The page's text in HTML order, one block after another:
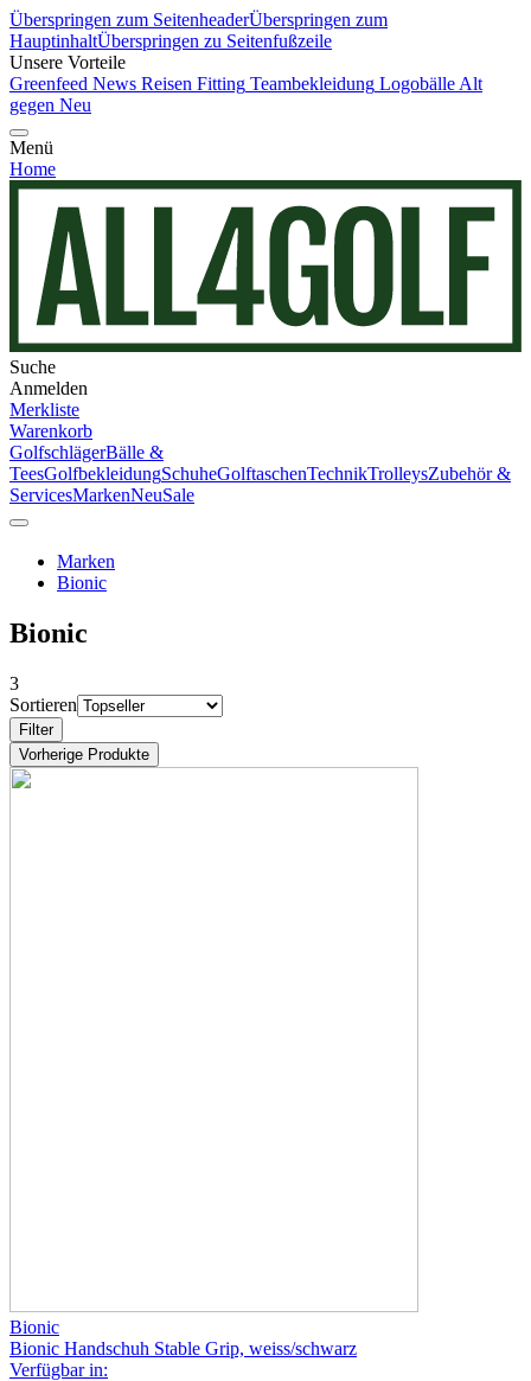
Überspringen zum SeitenheaderÜberspringen zum
HauptinhaltÜberspringen zu Seitenfußzeile
Unsere Vorteile
Greenfeed News Reisen Fitting Teambekleidung Logobälle Alt
gegen Neu
Menü
Home
Suche
Anmelden
Merkliste
Warenkorb
GolfschlägerBälle &
TeesGolfbekleidungSchuheGolftaschenTechnikTrolleysZubehör &
ServicesMarkenNeuSale
Marken
Bionic
Bionic
3
Sortieren
Filter
Vorherige Produkte
Bionic
Bionic Handschuh Stable Grip, weiss/schwarz
Verfügbar in: